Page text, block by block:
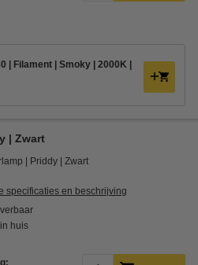
| Filament | Smoky | 2000K |
| Zwart
Priddy Zwart
specificaties en beschrijving
huis